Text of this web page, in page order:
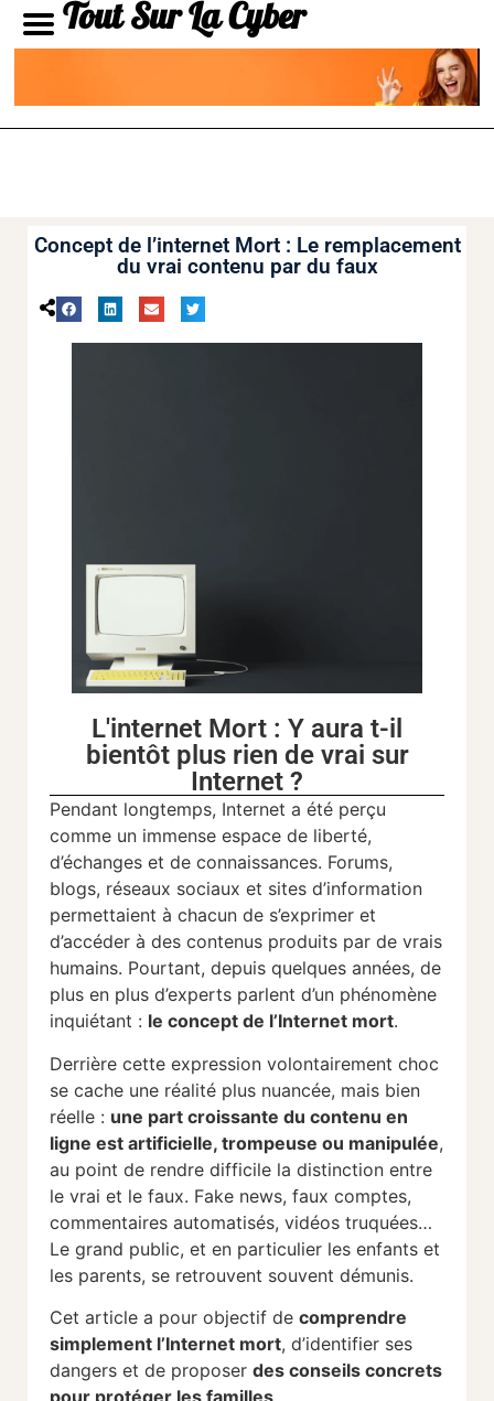
Tout Sur La Cyber
Concept de l’internet Mort : Le remplacement
du vrai contenu par du faux
L'internet Mort : Y aura t-il
bientôt plus rien de vrai sur
Internet ?
Pendant longtemps, Internet a été perçu
comme un immense espace de liberté,
d’échanges et de connaissances. Forums,
blogs, réseaux sociaux et sites d’information
permettaient à chacun de s’exprimer et
d’accéder à des contenus produits par de vrais
humains. Pourtant, depuis quelques années, de
plus en plus d’experts parlent d’un phénomène
inquiétant : le concept de l’Internet mort.
Derrière cette expression volontairement choc
se cache une réalité plus nuancée, mais bien
réelle : une part croissante du contenu en
ligne est artificielle, trompeuse ou manipulée,
au point de rendre difficile la distinction entre
le vrai et le faux. Fake news, faux comptes,
commentaires automatisés, vidéos truquées…
Le grand public, et en particulier les enfants et
les parents, se retrouvent souvent démunis.
Cet article a pour objectif de comprendre
simplement l’Internet mort, d’identifier ses
dangers et de proposer des conseils concrets